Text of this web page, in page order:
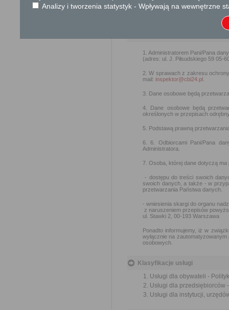
Ustawa z dnia 23
1. Administratorem Pani/Pana
(adres: ul. J. Piłsudskiego 59 05-
2. W sprawach z zakresu
mail: inspektor@cbi24.pl
3. Dane osobowe będą
4. Dane osobowe będą
określonych w przepisach
5. Podstawą prawną
6. 6. Odbiorcami Pani/Pana
Administratora.
7. Osoba, której dane dotyczą ma
- dostępu do treści swoich
swoich danych, a także - w
przetwarzania Państwa danych.
- wniesienia skargi do organu
z naruszeniem przepisów
ul. Stawki 2, 00-193 Warszawa
Ponadto informujemy, iż w
wyłącznie na
osobowych.
Klasyfikacje usługi
Usługi dla obywateli -
Usługi dla przedsiębiorców
Usługi dla instytucji,
Analizy i tworzenia statystyk - Wpływają na wewnętrzne